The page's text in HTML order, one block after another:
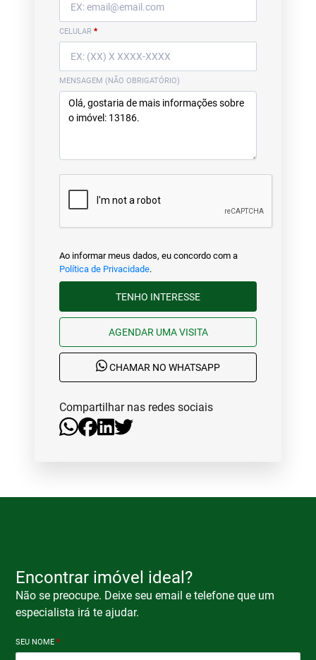
CELULAR *
MENSAGEM (NÃO OBRIGATÓRIO)
Ao informar meus dados, eu concordo com a
Política de Privacidade.
TENHO INTERESSE
AGENDAR UMA VISITA
CHAMAR NO WHATSAPP
Compartilhar nas redes sociais
Encontrar imóvel ideal?
Não se preocupe. Deixe seu email e telefone que um
especialista irá te ajudar.
SEU NOME*